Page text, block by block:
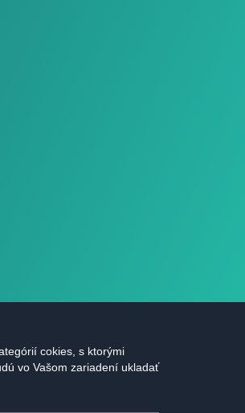
cokies, s ktorými
vo Vašom zariadení ukladať